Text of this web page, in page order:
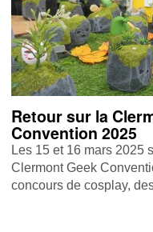
Retour sur la
Convention 2025
Les 15 et 16 mars 2025
Clermont Geek
concours de cosplay,